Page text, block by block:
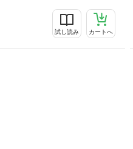
試し読み カートへ